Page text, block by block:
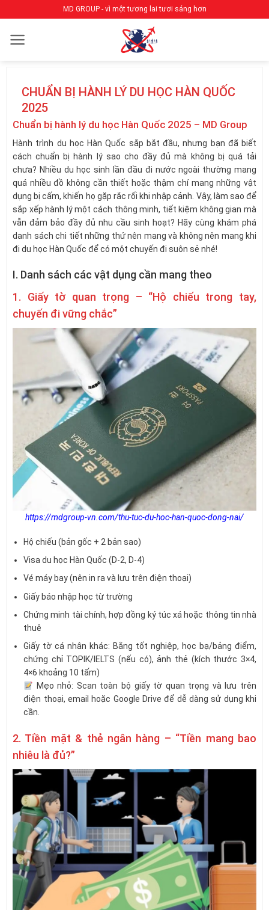
qua
nội
MD GROUP - vì một tương lai tươi sáng hơn
CHUẨN BỊ HÀNH LÝ DU HỌC HÀN QUỐC
2025
Chuẩn bị hành lý du học Hàn Quốc 2025 – MD Group
Hành trình du học Hàn Quốc sắp bắt đầu, nhưng bạn đã biết
cách chuẩn bị hành lý sao cho đầy đủ mà không bị quá tải
chưa? Nhiều du học sinh lần đầu đi nước ngoài thường mang
quá nhiều đồ không cần thiết hoặc thậm chí mang những vật
dụng bị cấm, khiến họ gặp rắc rối khi nhập cảnh. Vậy, làm sao để
sắp xếp hành lý một cách thông minh, tiết kiệm không gian mà
vẫn đảm bảo đầy đủ nhu cầu sinh hoạt? Hãy cùng khám phá
danh sách chi tiết những thứ nên mang và không nên mang khi
đi du học Hàn Quốc để có một chuyến đi suôn sẻ nhé!
I. Danh sách các vật dụng cần mang theo
1. Giấy tờ quan trọng – “Hộ chiếu trong tay,
chuyến đi vững chắc”
https://mdgroup-vn.com/thu-tuc-du-hoc-han-quoc-dong-nai/
Hộ chiếu (bản gốc + 2 bản sao)
Visa du học Hàn Quốc (D-2, D-4)
Vé máy bay (nên in ra và lưu trên điện thoại)
Giấy báo nhập học từ trường
Chứng minh tài chính, hợp đồng ký túc xá hoặc thông tin nhà
thuê
Giấy tờ cá nhân khác: Bằng tốt nghiệp, học bạ/bảng điểm,
chứng chỉ TOPIK/IELTS (nếu có), ảnh thẻ (kích thước 3×4,
4×6 khoảng 10 tấm)
Mẹo nhỏ: Scan toàn bộ giấy tờ quan trọng và lưu trên
điện thoại, email hoặc Google Drive để dễ dàng sử dụng khi
cần.
2. Tiền mặt & thẻ ngân hàng – “Tiền mang bao
nhiêu là đủ?”